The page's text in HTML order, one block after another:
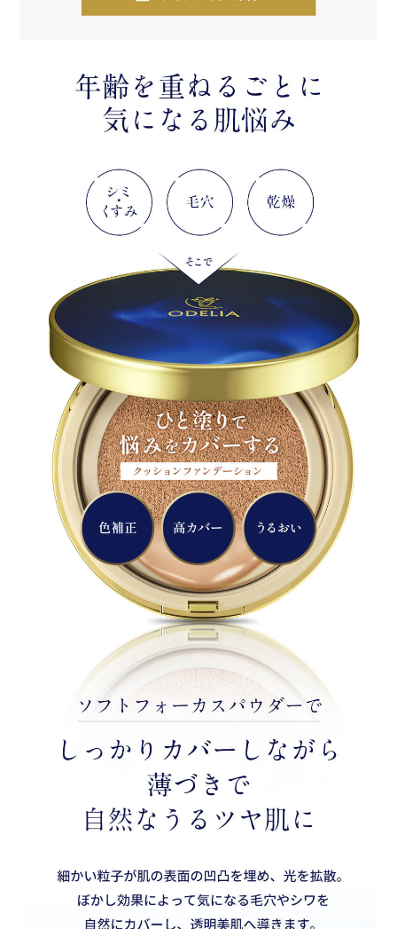
よくある質問
お問い合わせ
お問い合わせフォーム
お電話でのお問い合わせ
0120-956-100
受付時間 9:00~18:00（土・日曜・祝日除く）